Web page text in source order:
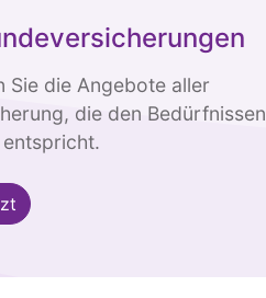
Sie die Angebote aller
die den Bedürfnissen